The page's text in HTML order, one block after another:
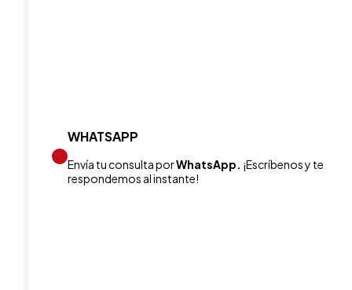
WHATSAPP
Envía tu consulta porWhatsApp. ¡Escríbenos y te
respondemos al instante!